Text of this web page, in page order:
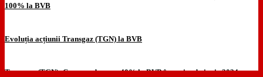
100% la BVB
Evoluția acțiunii Transgaz (TGN) la BVB
Transgaz (TGN): Creștere de peste 40% la BVB în perioada iunie 2024 –